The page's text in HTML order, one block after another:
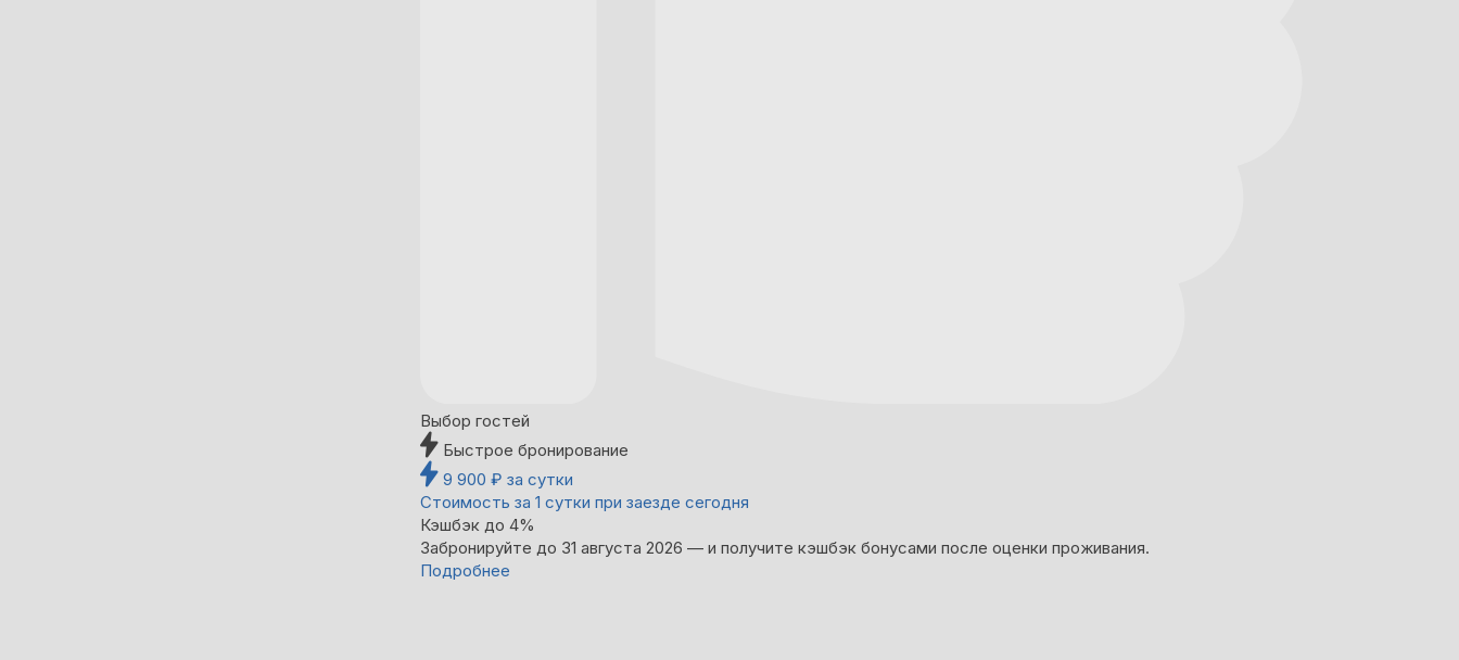
Выбор гостей
Быстрое бронирование
9 900 ₽ за сутки
Стоимость за 1 сутки при заезде сегодня
Кэшбэк до 4%
Забронируйте до 31 августа 2026 — и получите кэшбэк бонусами после оценки проживания.
Подробнее